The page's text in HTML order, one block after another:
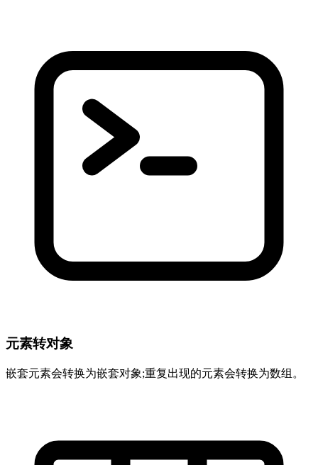
元素转对象
嵌套元素会转换为嵌套对象;重复出现的元素会转换为数组。